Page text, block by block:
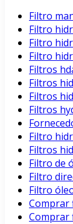
Filtro
Filtro
Filtro
Filtro
Filtros
Filtros
Filtros
Filtros
Filtro
Filtros
Filtro de
Filtro
Filtro
Comprar
Comprar